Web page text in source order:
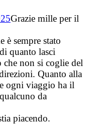
Grazie mille per il
è sempre stato
quanto lasci
non si coglie del
Quanto alla
ogni viaggio ha il
da
piacendo.